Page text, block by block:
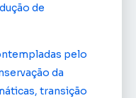
de
pelo
da
transição